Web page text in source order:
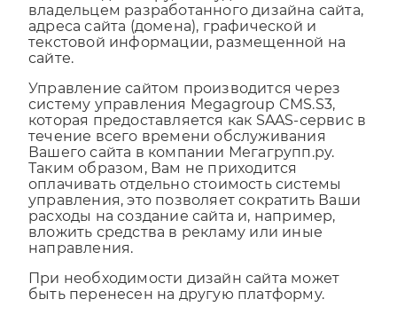
Согласно договору, Вы будете являться
владельцем разработанного дизайна сайта,
адреса сайта (домена), графической и
текстовой информации, размещенной на
Управление сайтом производится через
систему управления Megagroup CMS.S3,
которая предоставляется как SAAS-сервис в
течение всего времени обслуживания
Вашего сайта в компании Мегагрупп.ру.
Таким образом, Вам не приходится
оплачивать отдельно стоимость системы
управления, это позволяет сократить Ваши
расходы на создание сайта и, например,
вложить средства в рекламу или иные
При необходимости дизайн сайта может